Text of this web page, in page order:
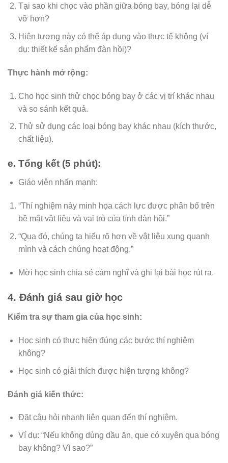
Tại sao khi chọc vào phần giữa bóng bay, bóng lại dễ
vỡ hơn?
Hiện tượng này có thể áp dụng vào thực tế không (ví
dụ: thiết kế sản phẩm đàn hồi)?
Thực hành mở rộng:
Cho học sinh thử chọc bóng bay ở các vị trí khác nhau
và so sánh kết quả.
Thử sử dụng các loại bóng bay khác nhau (kích thước,
chất liệu).
e. Tổng kết (5 phút):
Giáo viên nhấn mạnh:
“Thí nghiệm này minh họa cách lực được phân bố trên
bề mặt vật liệu và vai trò của tính đàn hồi.”
“Qua đó, chúng ta hiểu rõ hơn về vật liệu xung quanh
mình và cách chúng hoạt động.”
Mời học sinh chia sẻ cảm nghĩ và ghi lại bài học rút ra.
4. Đánh giá sau giờ học
Kiểm tra sự tham gia của học sinh:
Học sinh có thực hiện đúng các bước thí nghiệm
không?
Học sinh có giải thích được hiện tượng không?
Đánh giá kiến thức:
Đặt câu hỏi nhanh liên quan đến thí nghiệm.
Ví dụ: “Nếu không dùng dầu ăn, que có xuyên qua bóng
bay không? Vì sao?”